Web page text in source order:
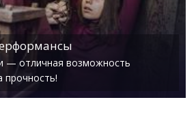
— отличная возможность
прочность!